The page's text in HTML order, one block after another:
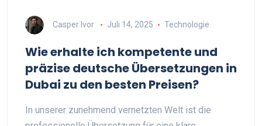
Casper Ivor Juli 14, 2025 Technologie
Wie erhalte ich kompetente und
präzise deutsche Übersetzungen in
Dubai zu den besten Preisen?
In unserer zunehmend vernetzten Welt ist die